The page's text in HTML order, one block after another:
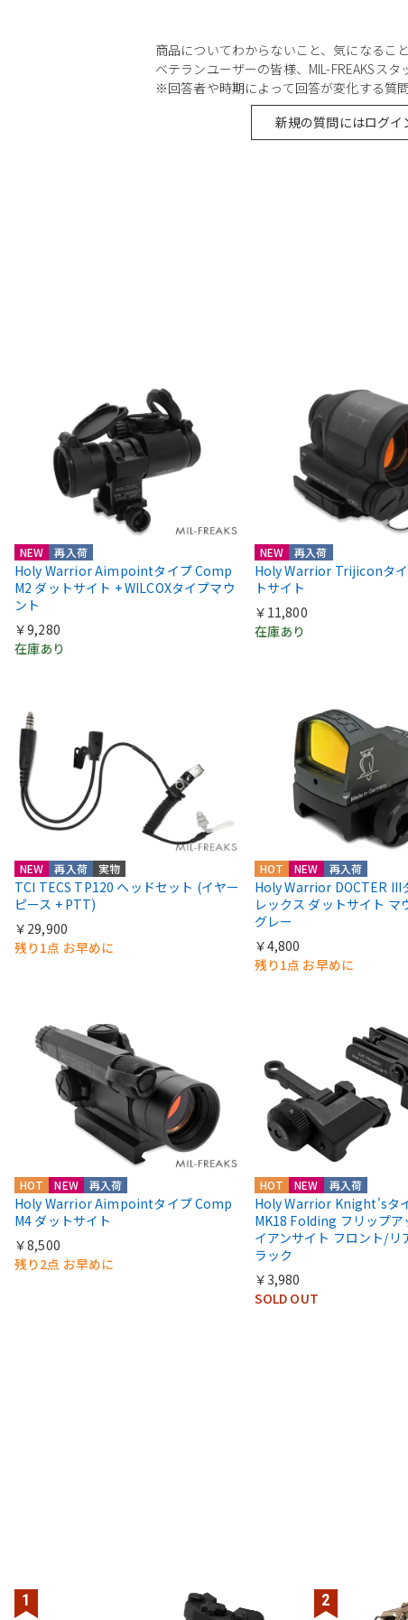
商品についてわからないこと、気になるこ
ベテランユーザーの皆様、MIL-FREAKSスタ
※回答者や時期によって回答が変化する質
新規の質問にはログイ
NEW 再入荷
Holy Warrior Aimpointタイプ Comp
M2 ダットサイト + WILCOXタイプマウ
ント
￥9,280
在庫あり
NEW 再入荷
Holy Warrior Trijiconタイ
トサイト
￥11,800
在庫あり
NEW 再入荷 実物
TCI TECS TP120 ヘッドセット (イヤー
ピース + PTT)
￥29,900
残り1点 お早めに
HOT NEW 再入荷
Holy Warrior DOCTER III
レックス ダットサイト マ
グレー
￥4,800
残り1点 お早めに
HOT NEW 再入荷
Holy Warrior Aimpointタイプ Comp
M4 ダットサイト
￥8,500
残り2点 お早めに
HOT NEW 再入荷
Holy Warrior Knight'sタ
MK18 Folding フリップア
イアンサイト フロント/リ
ラック
￥3,980
SOLD OUT